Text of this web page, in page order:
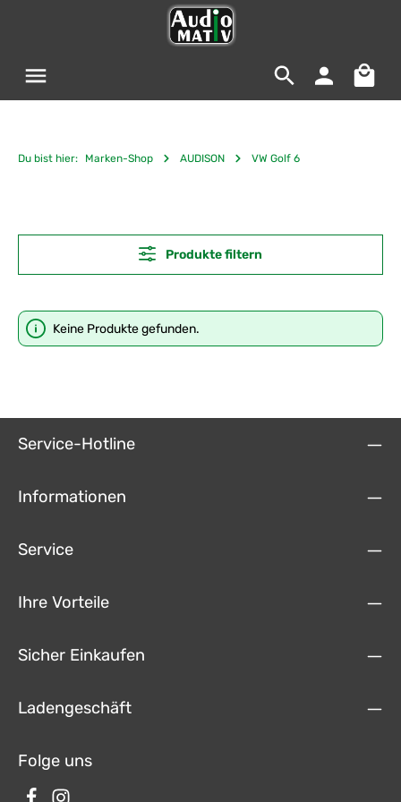
Du bist hier: Marken-Shop AUDISON VW Golf 6
Produkte filtern
Keine Produkte gefunden.
Service-Hotline
Informationen
Service
Ihre Vorteile
Sicher Einkaufen
Ladengeschäft
Folge uns